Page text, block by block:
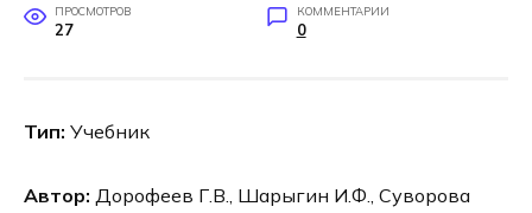
ПРОСМОТРОВ
27
КОММЕНТАРИИ
0
Тип: Учебник
Автор: Дорофеев Г.В., Шарыгин И.Ф., Суворова